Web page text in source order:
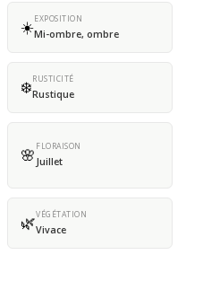
☀️EXPOSITION
Mi-ombre, ombre
❄️RUSTICITÉ
Rustique
🌸 FLORAISON
Juillet
🌿VÉGÉTATION
Vivace